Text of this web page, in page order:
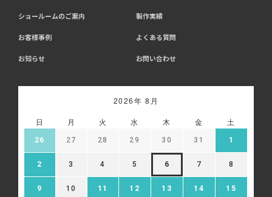
ショールームのご案内 製作実績
お客様事例 よくある質問
お知らせ お問い合わせ
2026年 8月
日 月 火 水 木 金 土
26 27 28 29 30 31 1
2 3 4 5 6 7 8
9 10 11 12 13 14 15